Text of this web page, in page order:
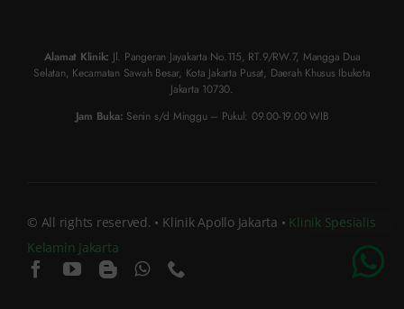
Alamat Klinik: Jl. Pangeran Jayakarta No.115, RT.9/RW.7, Mangga Dua
Selatan, Kecamatan Sawah Besar, Kota Jakarta Pusat, Daerah Khusus Ibukota
Jakarta 10730.
Jam Buka: Senin s/d Minggu – Pukul: 09.00-19.00 WIB
© All rights reserved. • Klinik Apollo Jakarta • Klinik Spesialis
Kelamin Jakarta